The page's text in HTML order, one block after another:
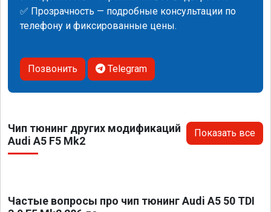
✅ Прозрачность — подробные консультации по
телефону и фиксированные цены.
Позвонить Telegram
Чип тюнинг других модификаций
Audi A5 F5 Mk2
Показать все
Частые вопросы про чип тюнинг Audi A5 50 TDI